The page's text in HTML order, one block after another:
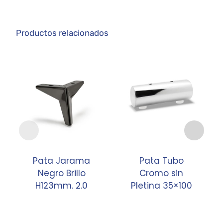
Productos relacionados
Pata Jarama
Negro Brillo
H123mm. 2.0
Pata Tubo
Cromo sin
Pletina 35×100